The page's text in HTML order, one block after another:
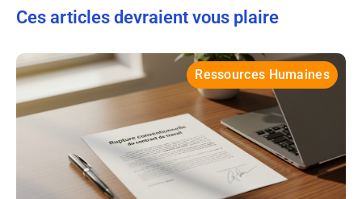
Ces articles devraient vous plaire
Ressources Humaines